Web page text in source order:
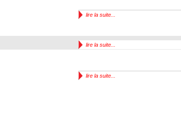
lire la suite...
lire la suite...
lire la suite...